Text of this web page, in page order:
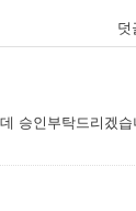
덧
승인부탁드리겠습